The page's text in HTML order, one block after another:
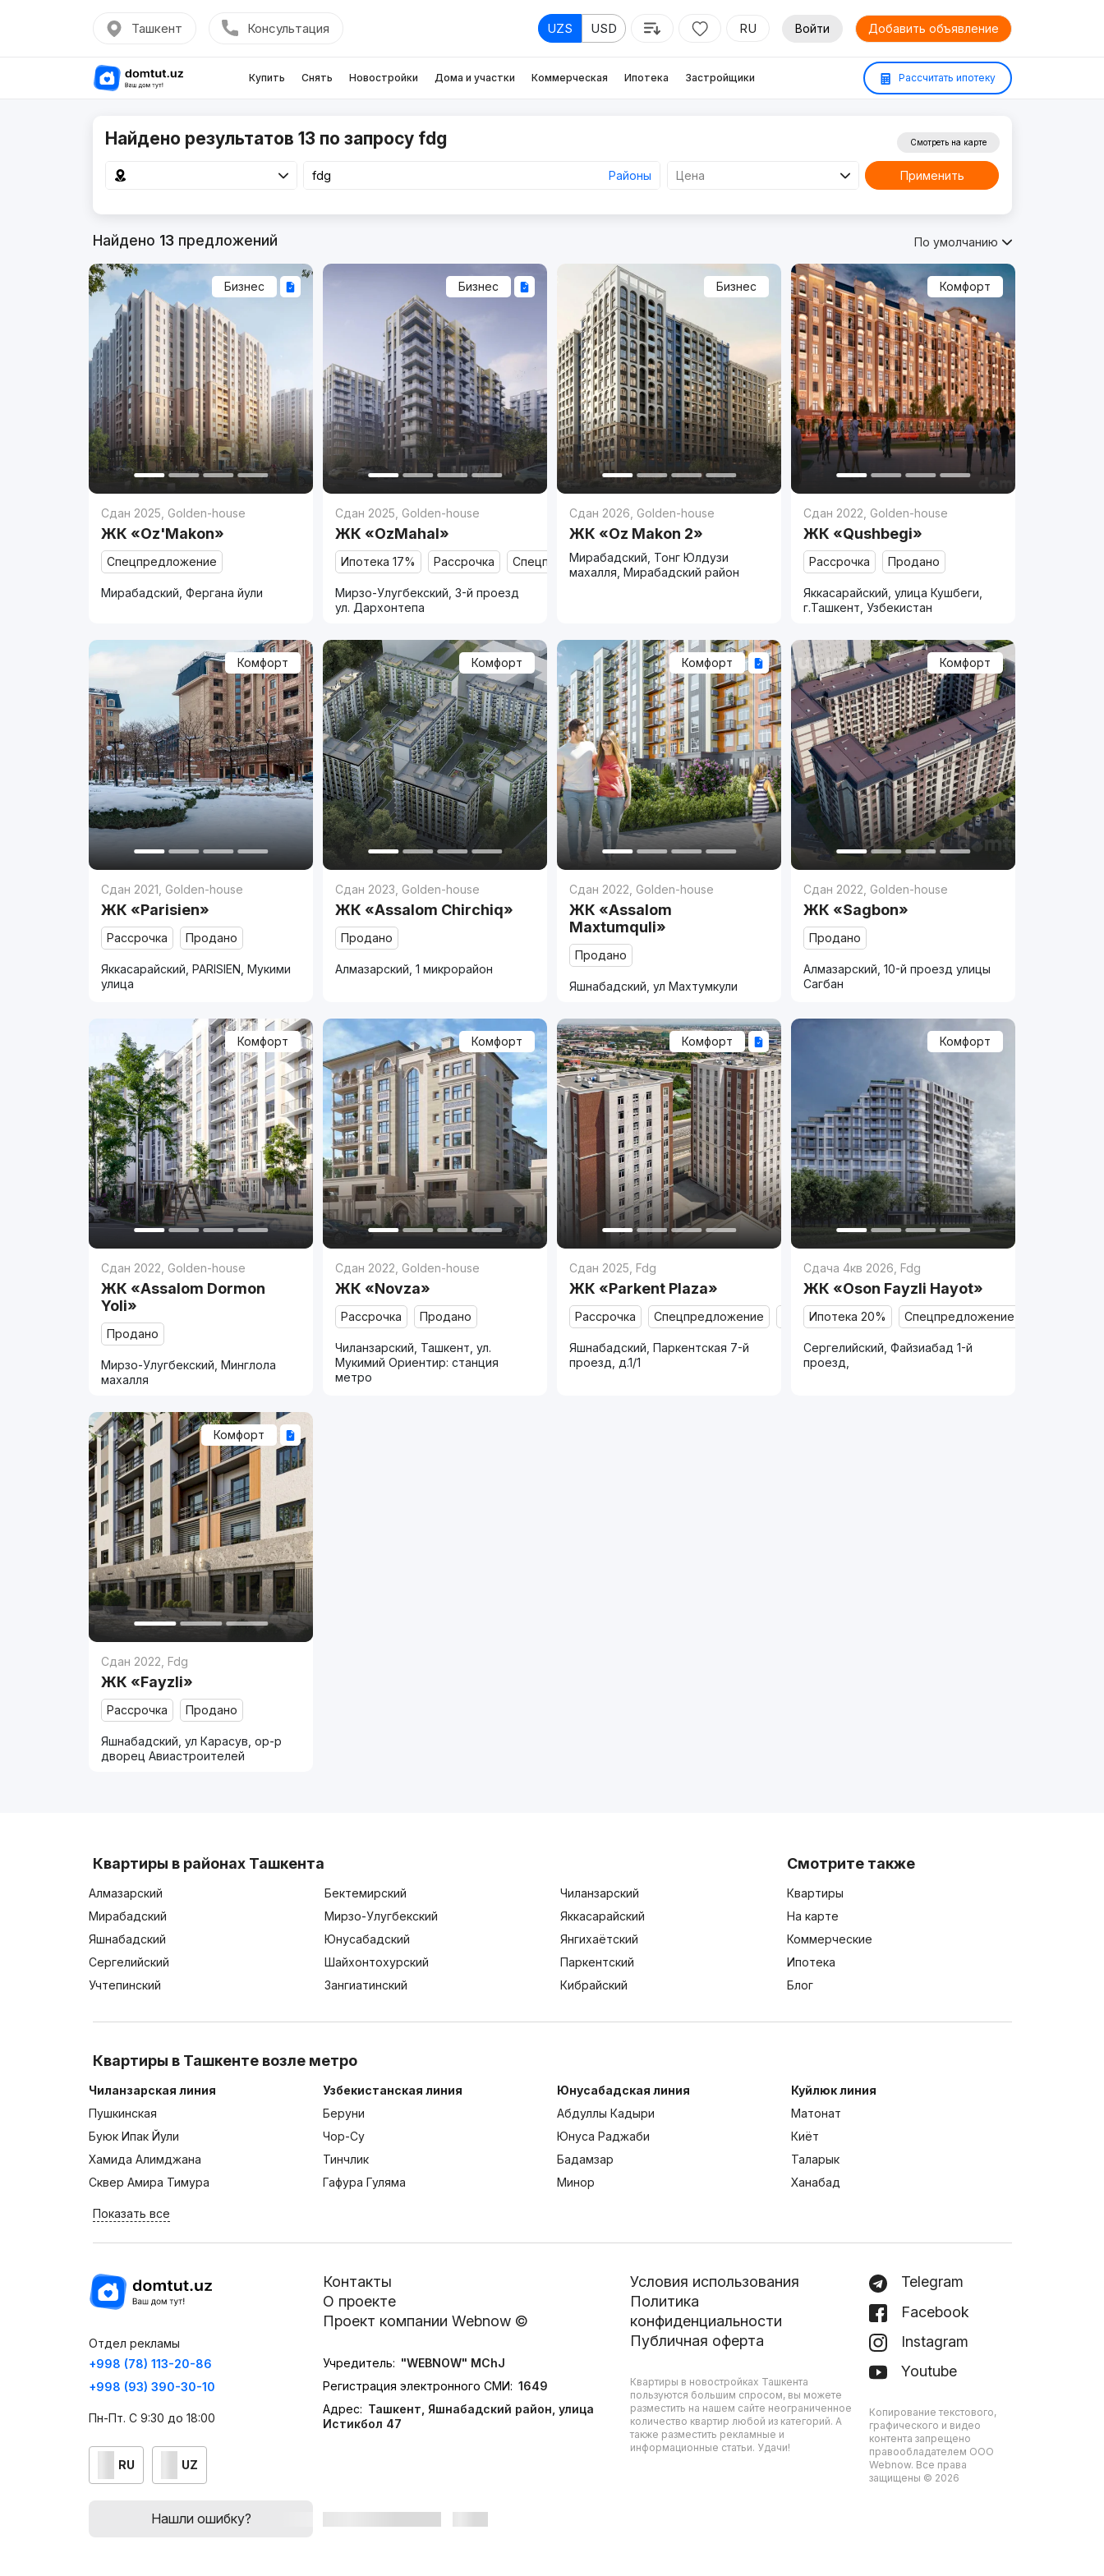
Ташкент Консультация UZS USD RU Войти Добавить объявление
Купить Снять Новостройки Дома и участки Коммерческая Ипотека Застройщики Рассчитать ипотеку
Найдено результатов 13 по запросу fdg
Районы Цена
Смотреть на карте
Применить
Найдено 13предложений По умолчанию
Бизнес
Сдан 2025 Golden-house
ЖК «Oz'Makon»
Спецпредложение
Мирабадский, Фергана йули
Бизнес
Сдан 2025 Golden-house
ЖК «OzMahal»
Ипотека 17% Рассрочка Спецпредложение
Мирзо-Улугбекский, 3-й проезд
ул. Дархонтепа
Бизнес
Сдан 2026 Golden-house
ЖК «Oz Makon 2»
Мирабадский, Тонг Юлдузи
махалля, Мирабадский район
Комфорт
Сдан 2022 Golden-house
ЖК «Qushbegi»
Рассрочка Продано
Яккасарайский, улица Кушбеги,
г.Ташкент, Узбекистан
Комфорт
Сдан 2021 Golden-house
ЖК «Parisien»
Рассрочка Продано
Яккасарайский, PARISIEN, Мукими
улица
Комфорт
Сдан 2023 Golden-house
ЖК «Assalom Chirchiq»
Продано
Алмазарский, 1 микрорайон
Комфорт
Сдан 2022 Golden-house
ЖК «Assalom
Maxtumquli»
Продано
Яшнабадский, ул Махтумкули
Комфорт
Сдан 2022 Golden-house
ЖК «Sagbon»
Продано
Алмазарский, 10-й проезд улицы
Сагбан
Комфорт
Сдан 2022 Golden-house
ЖК «Assalom Dormon
Yoli»
Продано
Мирзо-Улугбекский, Минглола
махалля
Комфорт
Сдан 2022 Golden-house
ЖК «Novza»
Рассрочка Продано
Чиланзарский, Ташкент, ул.
Мукимий Ориентир: станция
метро
Комфорт
Сдан 2025 Fdg
ЖК «Parkent Plaza»
Рассрочка Спецпредложение Продано
Яшнабадский, Паркентская 7-й
проезд, д.1/1
Комфорт
Сдача 4кв 2026 Fdg
ЖК «Oson Fayzli Hayot»
Ипотека 20% Спецпредложение
Сергелийский, Файзиабад 1-й
проезд,
Комфорт
Сдан 2022 Fdg
ЖК «Fayzli»
Рассрочка Продано
Яшнабадский, ул Карасув, ор-р
дворец Авиастроителей
Квартиры в районах Ташкента
Алмазарский Бектемирский
Чиланзарский
Мирабадский
Мирзо-Улугбекский
Яккасарайский
Яшнабадский
Юнусабадский
Янгихаётский
Сергелийский
Шайхонтохурский
Паркентский
Учтепинский
Зангиатинский Кибрайский
Смотрите также
Квартиры
На карте
Коммерческие
Ипотека
Блог
Квартиры в Ташкенте возле метро
Чиланзарская линия
Пушкинская
Буюк Ипак Йули
Хамида Алимджана
Сквер Амира Тимура
Узбекистанская линия
Беруни
Чор-Су
Тинчлик
Гафура Гуляма
Юнусабадская линия
Абдуллы Кадыри
Юнуса Раджаби
Бадамзар
Минор
Куйлюк линия
Матонат
Киёт
Таларык
Ханабад
Показать все
Отдел рекламы
+998 (78) 113-20-86
+998 (93) 390-30-10
Пн-Пт. С 9:30 до 18:00
RU UZ
Контакты
О проекте
Проект компании Webnow ©
Учредитель: "WEBNOW" MChJ
Регистрация электронного СМИ: 1649
Адрес: Ташкент, Яшнабадский район, улица
Истикбол 47
Условия использования
Политика
конфиденциальности
Публичная оферта
Квартиры в новостройках Ташкента
пользуются большим спросом, вы можете
разместить на нашем сайте неограниченное
количество квартир любой из категорий. А
также разместить рекламные и
информационные статьи. Удачи!
Telegram
Facebook
Instagram
Youtube
Копирование текстового,
графического и видео
контента запрещено
правообладателем ООО
Webnow. Все права
защищены © 2026
Нашли ошибку?